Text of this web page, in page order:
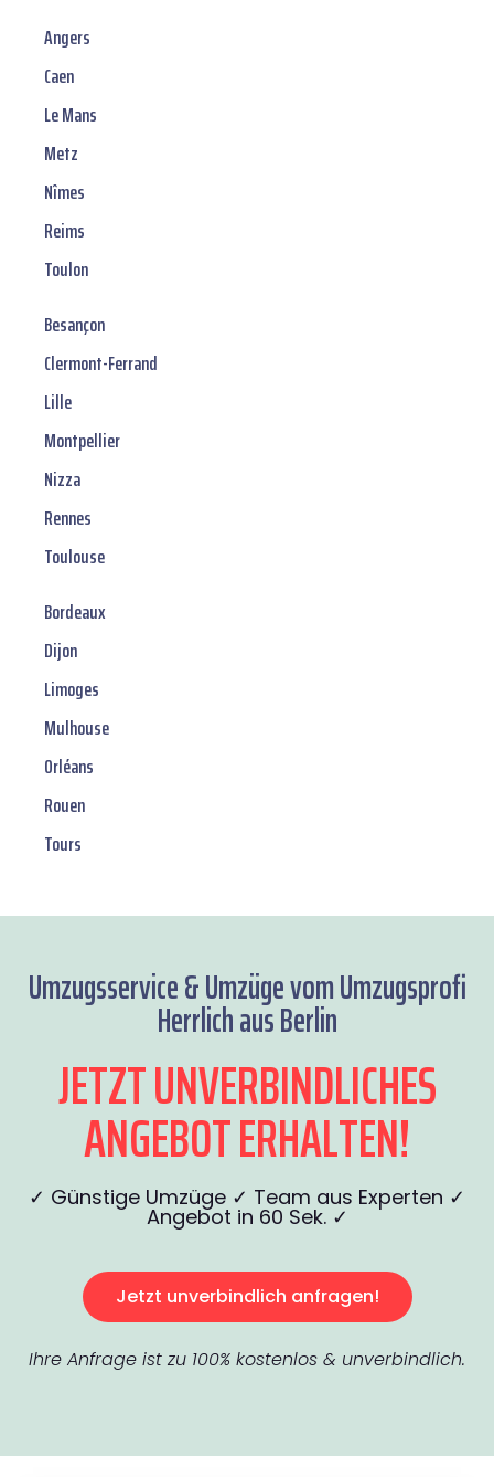
Angers
Caen
Le Mans
Metz
Nîmes
Reims
Toulon
Besançon
Clermont-Ferrand
Lille
Montpellier
Nizza
Rennes
Toulouse
Bordeaux
Dijon
Limoges
Mulhouse
Orléans
Rouen
Tours
Umzugsservice & Umzüge vom Umzugsprofi
Herrlich aus Berlin
JETZT UNVERBINDLICHES
ANGEBOT ERHALTEN!
✓ Günstige Umzüge ✓ Team aus Experten ✓
Angebot in 60 Sek. ✓
Jetzt unverbindlich anfragen!
Ihre Anfrage ist zu 100% kostenlos & unverbindlich.